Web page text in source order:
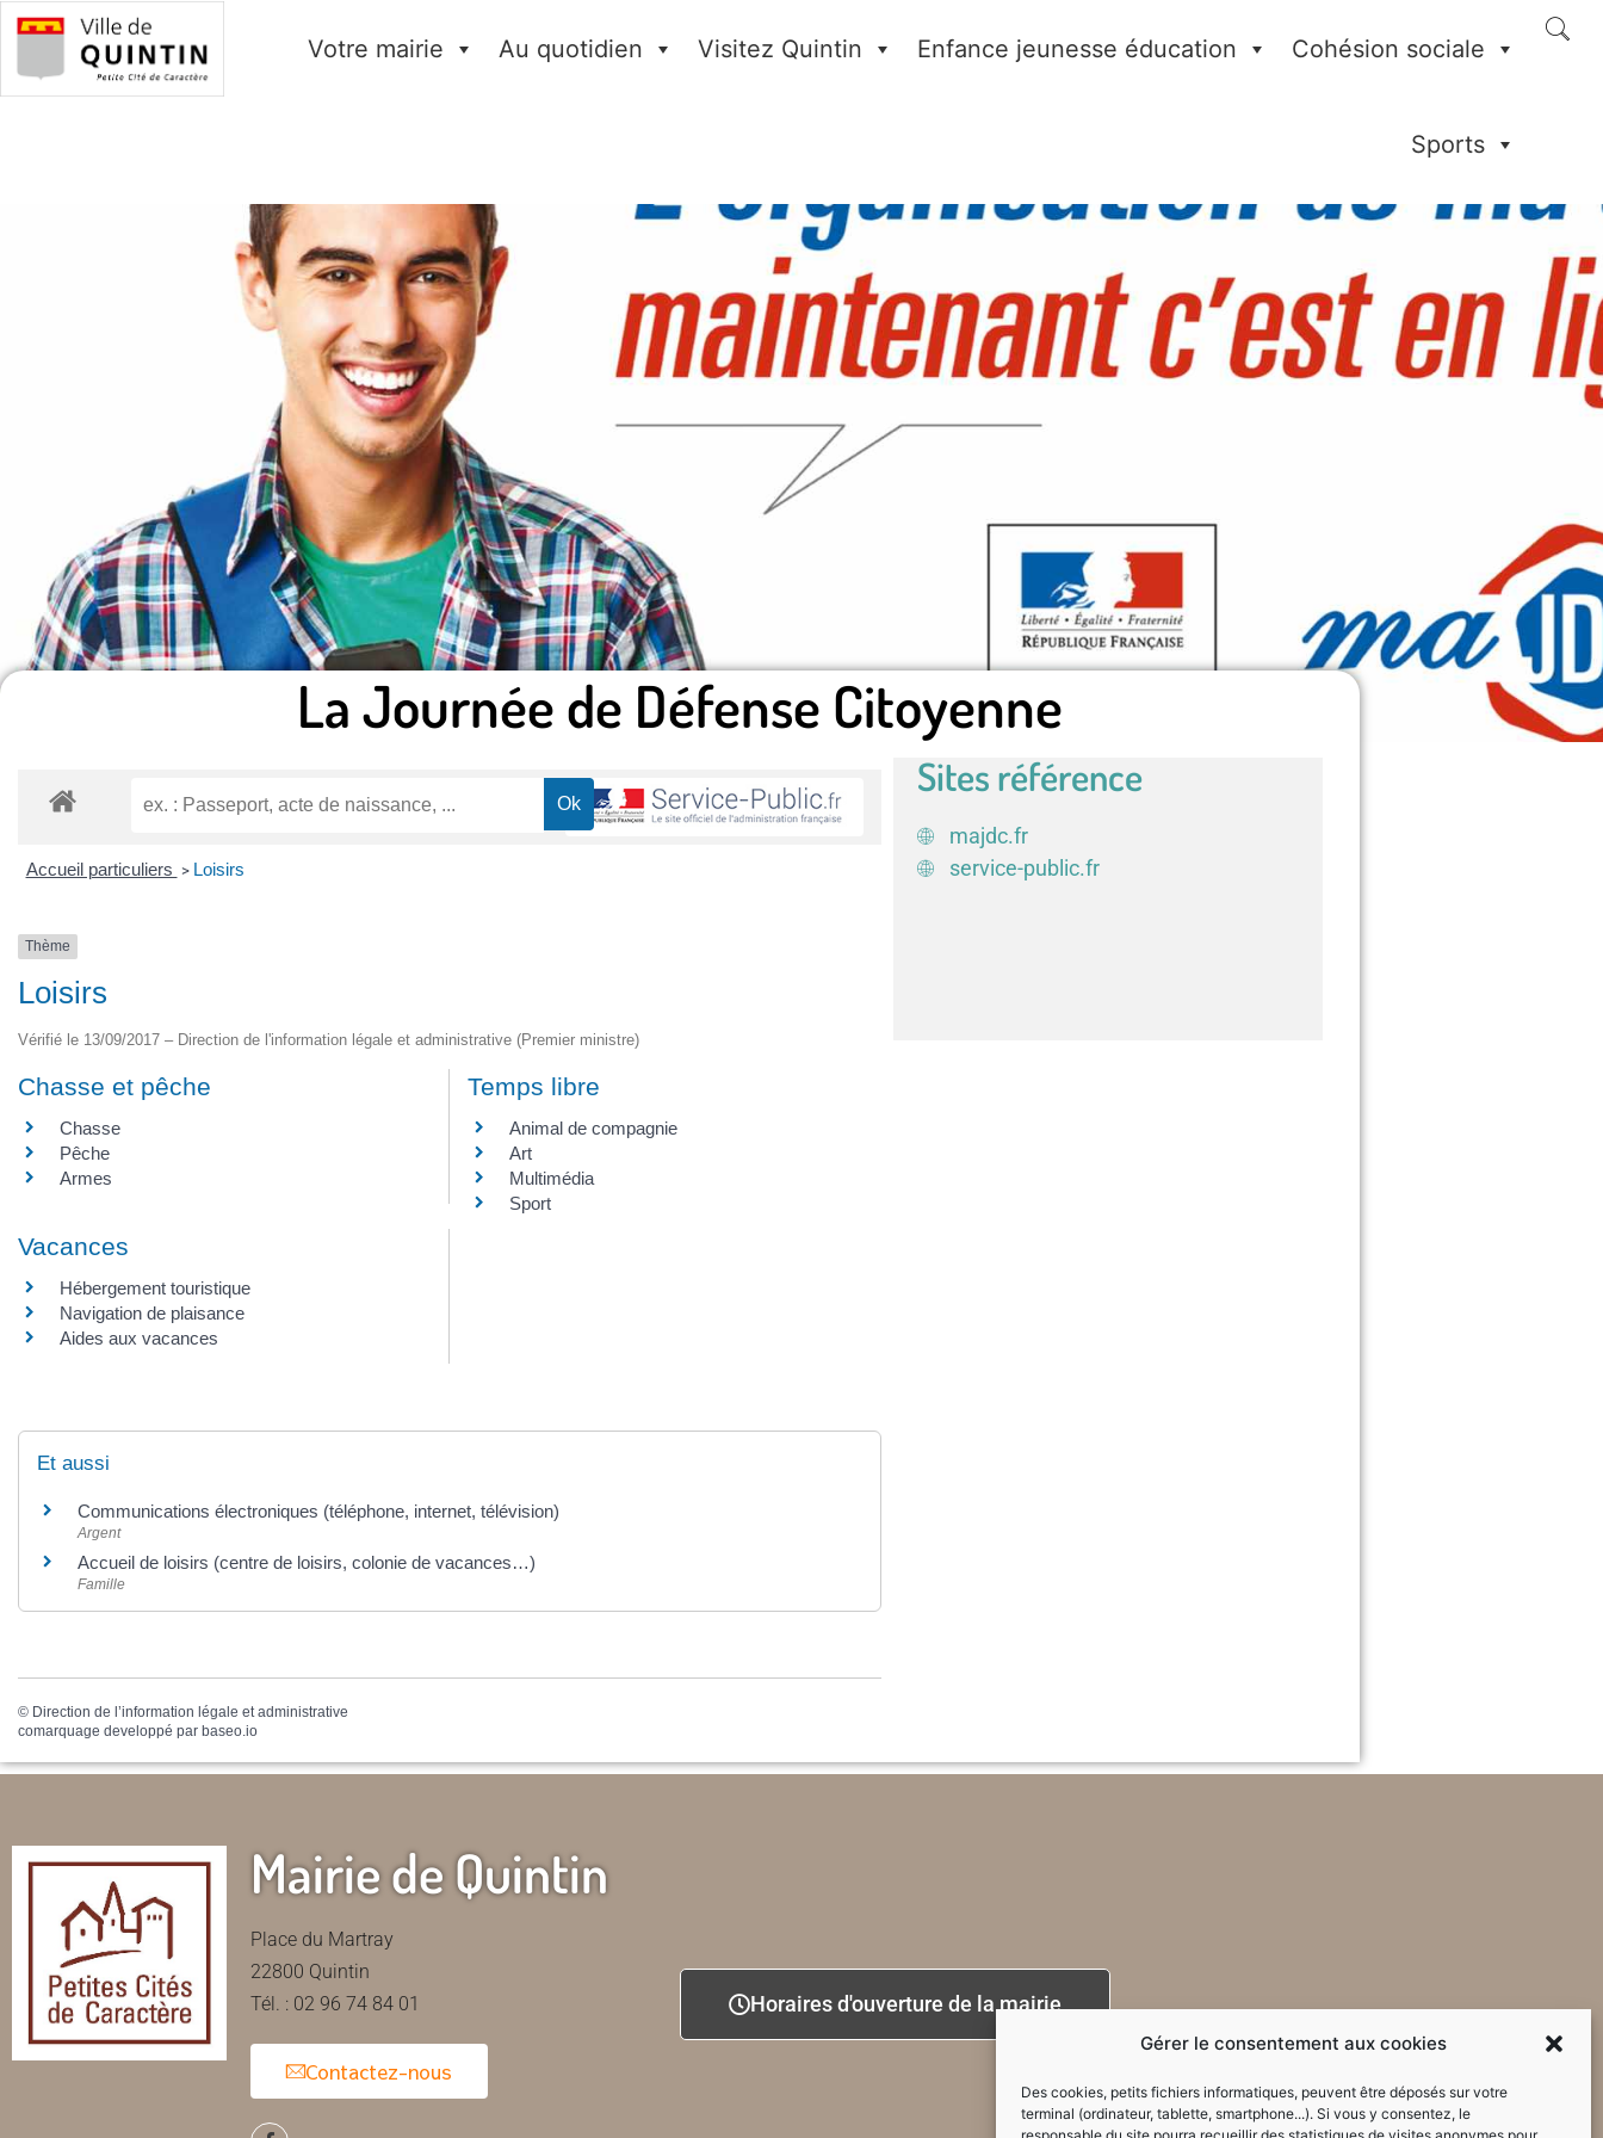
Gérer le consentement aux cookies
Des cookies, petits fichiers informatiques, peuvent être déposés sur votre
terminal (ordinateur, tablette, smartphone...). Si vous y consentez, le
Votre mairie Au quotidien Visitez Quintin Enfance jeunesse éducation Cohésion sociale
Sports
La Journée de Défense Citoyenne
Accueil particuliers > Loisirs
Thème
Loisirs
Vérifié le 13/09/2017 – Direction de l'information légale et administrative (Premier ministre)
Chasse et pêche
Chasse
Pêche
Armes
Temps libre
Animal de compagnie
Art
Multimédia
Sport
Vacances
Hébergement touristique
Navigation de plaisance
Aides aux vacances
Et aussi
Communications électroniques (téléphone, internet, télévision)
Argent
Accueil de loisirs (centre de loisirs, colonie de vacances…)
Famille
© Direction de l’information légale et administrative
comarquage developpé par baseo.io
Sites référence
majdc.fr
service-public.fr
Mairie de Quintin
Place du Martray
22800 Quintin
Tél. : 02 96 74 84 01
Contactez-nous
Horaires d'ouverture de la mairie